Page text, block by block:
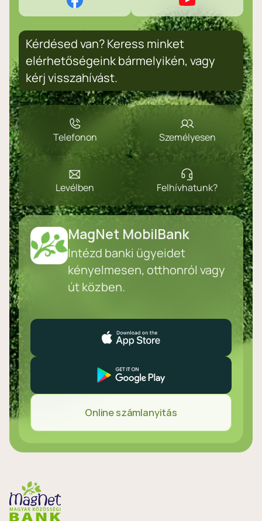
Kérdésed van? Keress minket
elérhetőségeink bármelyikén, vagy
kérj visszahívást.
Telefonon Személyesen
Levélben Felhívhatunk?
MagNet MobilBank
Intézd banki ügyeidet
kényelmesen, otthonról vagy
út közben.
Online számlanyitás